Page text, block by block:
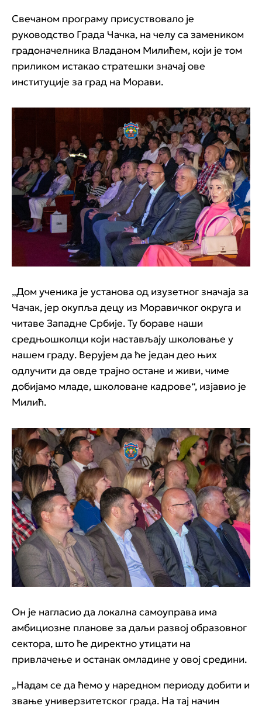
Свечаном програму присуствовало је
руководство Града Чачка, на челу са замеником
градоначелника Владаном Милићем, који је том
приликом истакао стратешки значај ове
институције за град на Морави.
„Дом ученика је установа од изузетног значаја за
Чачак, јер окупља децу из Моравичког округа и
читаве Западне Србије. Ту бораве наши
средњошколци који настављају школовање у
нашем граду. Верујем да ће један део њих
одлучити да овде трајно остане и живи, чиме
добијамо младе, школоване кадрове“, изјавио је
Милић.
Он је нагласио да локална самоуправа има
амбициозне планове за даљи развој образовног
сектора, што ће директно утицати на
привлачење и останак омладине у овој средини.
„Надам се да ћемо у наредном периоду добити и
звање универзитетског града. На тај начин